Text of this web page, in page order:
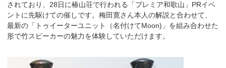
されており、28日に椿山荘で行われる「プレミア和歌山」PRイベ
ントに先駆けての催しです。梅田寛さん本人の解説と合わせて、
最新の「トゥイーターユニット（名付けてMoon)」を組み合わせた
形で竹スピーカーの魅力を体験していただけます。